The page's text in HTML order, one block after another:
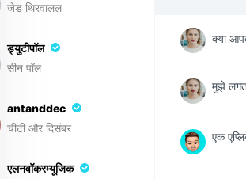
जेड थिरवालल
ड्युटीपॉल
सीन पॉल
antanddec
चींटी और दिसंबर
एलनवॉकरम्यूजिक
क्या
मुझे
एक